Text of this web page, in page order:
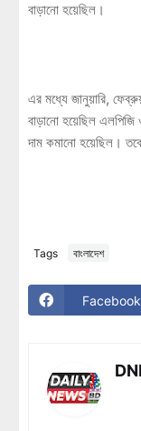
বাড়ানো হয়েছিল।
এর মধ্যে জানুয়ারি,
বাড়ানো হয়েছিল
দাম কমানো হয়েছিল।
Tags বাংলাদেশ
Facebook